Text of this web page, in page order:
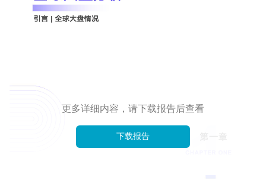
更多详细内容，请下载报告后查看
下载报告